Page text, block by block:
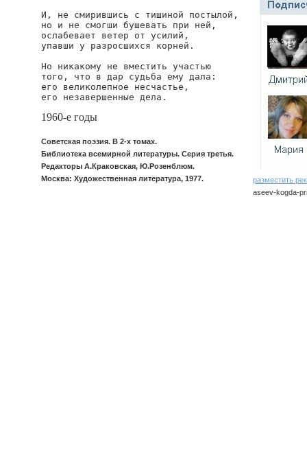
И, не смирившись с тишиной постылой,
но и не смогши бушевать при ней,
ослабевает ветер от усилий,
упавши у разросшихся корней.
Но никакому не вместить участью
того, что в дар судьба ему дала:
его великолепное несчастье,
его незавершенные дела.
1960-е годы
Советская поэзия. В 2-х томах.
Библиотека всемирной литературы. Серия третья.
Редакторы А.Краковская, Ю.Розенблюм.
Москва: Художественная литература, 1977.
разместить
aseev-kogda-